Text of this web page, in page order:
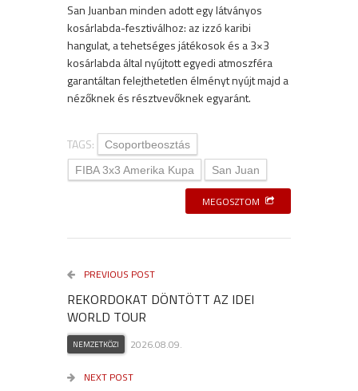
San Juanban minden adott egy látványos
kosárlabda-fesztiválhoz: az izzó karibi
hangulat, a tehetséges játékosok és a 3×3
kosárlabda által nyújtott egyedi atmoszféra
garantáltan felejthetetlen élményt nyújt majd a
nézőknek és résztvevőknek egyaránt.
TAGS:
Csoportbeosztás
FIBA 3x3 Amerika Kupa
San Juan
MEGOSZTOM
PREVIOUS POST
REKORDOKAT DÖNTÖTT AZ IDEI
WORLD TOUR
NEMZETKÖZI 2026.08.09.
NEXT POST